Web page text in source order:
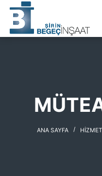
ANA SAYFA /